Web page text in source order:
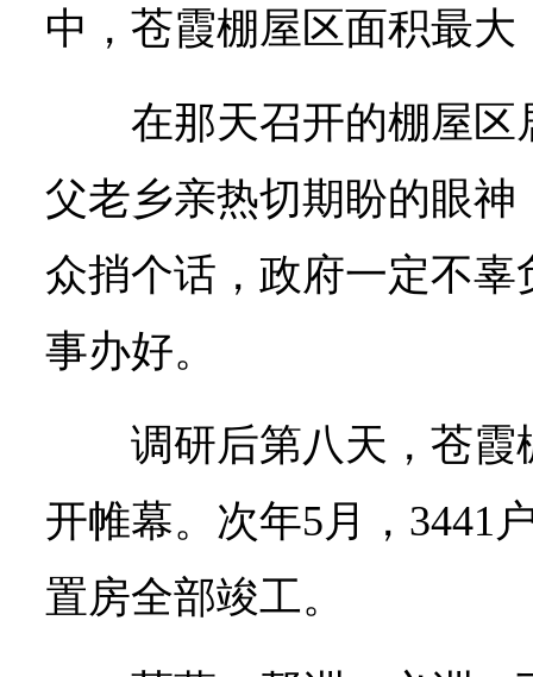
中，苍霞棚屋区面积最
在那天召开的棚屋
父老乡亲热切期盼的眼
众捎个话，政府一定不
事办好。
调研后第八天，苍
开帷幕。次年5月，3441
置房全部竣工。